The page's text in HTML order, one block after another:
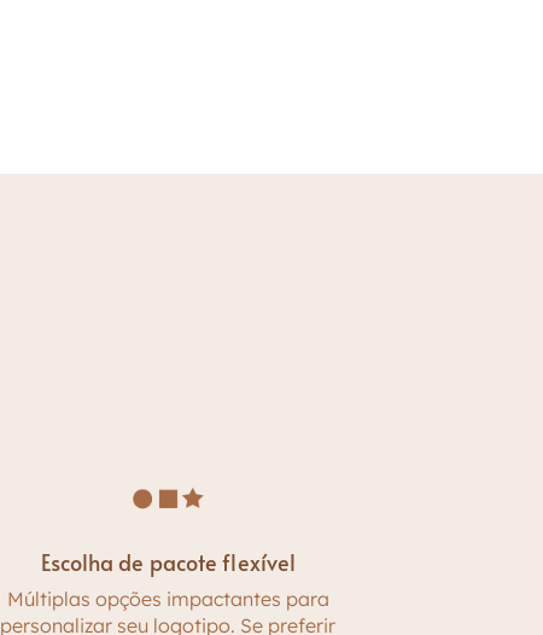
Escolha de pacote flexível
Múltiplas opções impactantes para
personalizar seu logotipo. Se preferir